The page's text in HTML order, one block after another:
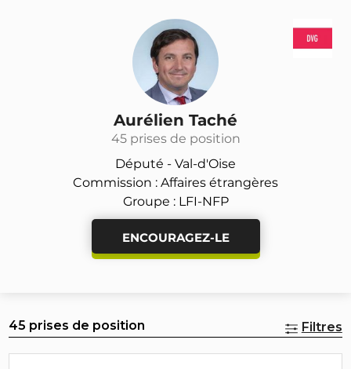
Aurélien Taché
45 prises de position
Député - Val-d'Oise
Commission : Affaires étrangères
Groupe : LFI-NFP
ENCOURAGEZ-LE
45 prises de position Filtres